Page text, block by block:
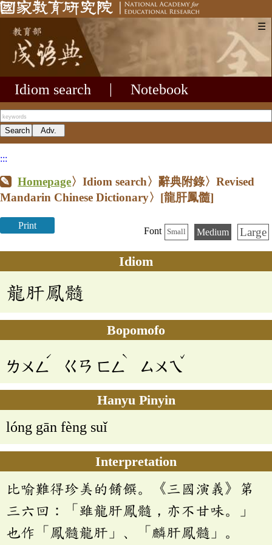
☰
Idiom search Notebook
:::
Homepage〉Idiom search〉辭典附錄〉Revised
Mandarin Chinese Dictionary〉 [龍肝鳳髓]
Print
Font Small Medium Large
Idiom
龍肝鳳髓
Bopomofo
ㄌㄨㄥ
ˊ
ㄍㄢ ㄈㄥ
ˋ
ㄙㄨㄟ
ˇ
Hanyu Pinyin
lóng gān fèng suǐ
Interpretation
比喻難得珍美的餚饌。《三國演義》第
三六回：「雖龍肝鳳髓，亦不甘味。」
也作「鳳髓龍肝」、「麟肝鳳髓」。